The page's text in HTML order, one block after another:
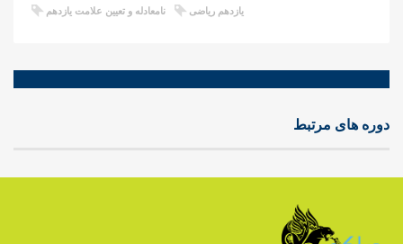
نامعادله و تعیین علامت یازدهم
یازدهم ریاضی
دوره های مرتبط